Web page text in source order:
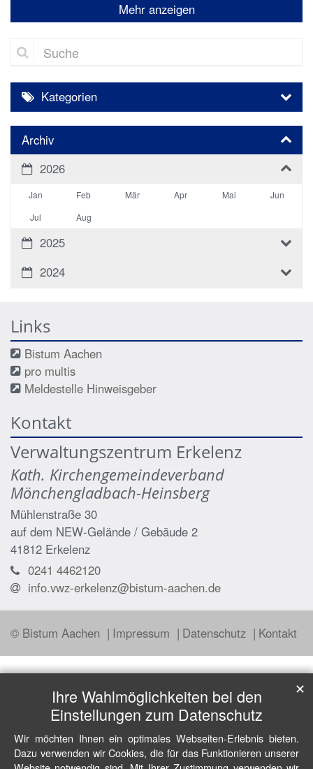
Mehr anzeigen
Suche
Kategorien
Archiv
2026
Jan Feb Mär Apr Mai
Jun
Jul
Aug
2025
2024
Links
Bistum Aachen
pro multis
Meldestelle Hinweisgeber
Kontakt
Verwaltungszentrum Erkelenz
Kath. Kirchengemeindeverband
Mönchengladbach-Heinsberg
Mühlenstraße 30
auf dem NEW-Gelände / Gebäude 2
41812 Erkelenz
0241 4462120
info.vwz-erkelenz@bistum-aachen.de
© Bistum Aachen Impressum Datenschutz Kontakt
Ihre Wahlmöglichkeiten bei den
Einstellungen zum Datenschutz
Wir möchten Ihnen ein optimales Webseiten-Erlebnis bieten.
Dazu verwenden wir Cookies, die für das Funktionieren unserer
✕